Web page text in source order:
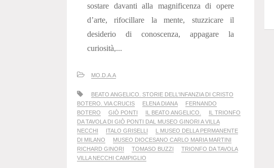
sostare davanti alla magnificenza di opere
d’arte, rifocillare la mente, stuzzicare il
desiderio di conoscenza, appagare la
curiosità,...
MO.D.A.A
BEATO ANGELICO. STORIE DELL'INFANZIA DI CRISTO
BOTERO. VIA CRUCIS
ELENA DIANA
FERNANDO
BOTERO
GIÒ PONTI IL BEATO ANGELICO.
IL TRIONFO
DA TAVOLA DI GIÒ PONTI DAL MUSEO GINORI A VILLA
NECCHI
ITALO GRISELLI
L MUSEO DELLA PERMANENTE
DI MILANO
MUSEO DIOCESANO CARLO MARIA MARTINI
RICHARD GINORI
TOMASO BUZZI
TRIONFO DA TAVOLA
VILLA NECCHI CAMPIGLIO